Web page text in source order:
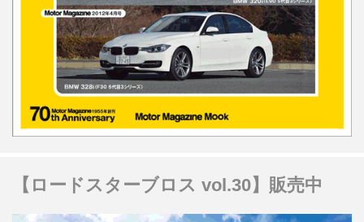
【ロードスターブロス vol.30】販売中